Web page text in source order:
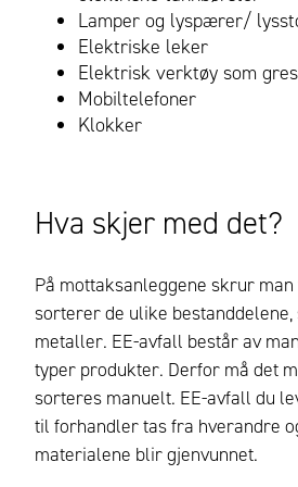
Lamper og lyspærer/
Elektriske leker
Elektrisk verktøy som
Mobiltelefoner
Klokker
Hva skjer med det?
På mottaksanleggene skrur
sorterer de ulike
metaller. EE-avfall består av
typer produkter. Derfor må det
sorteres manuelt. EE-avfall du
til forhandler tas fra hverandre
materialene blir gjenvunnet.